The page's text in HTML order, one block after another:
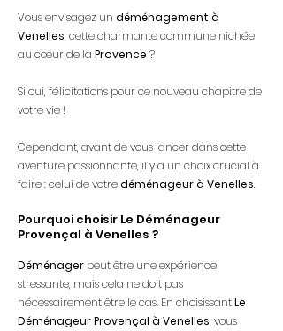
Vous envisagez un déménagement à
Venelles, cette charmante commune nichée
au cœur de la Provence ?
Si oui, félicitations pour ce nouveau chapitre de
votre vie !
Cependant, avant de vous lancer dans cette
aventure passionnante, il y a un choix crucial à
faire : celui de votredéménageur à Venelles.
Pourquoi choisir Le Déménageur
Provençal à Venelles ?
Déménager peut être une expérience
stressante, mais cela ne doit pas
nécessairement être le cas. En choisissantLe
Déménageur Provençal à Venelles, vous